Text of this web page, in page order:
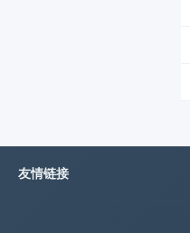
友情链接